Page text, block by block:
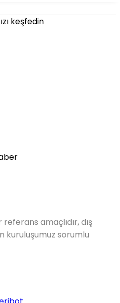
keşfedin
amaçlıdır, dış
kuruluşumuz sorumlu